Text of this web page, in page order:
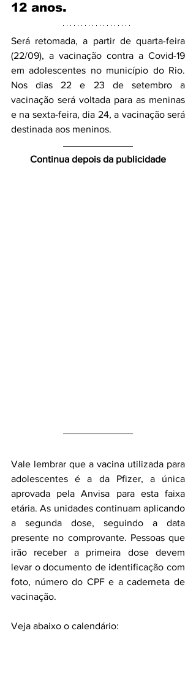
12 anos.
Será retomada, a partir de quarta-feira
(22/09), a vacinação contra a Covid-19
em adolescentes no município do Rio.
Nos dias 22 e 23 de setembro a
vacinação será voltada para as meninas
e na sexta-feira, dia 24, a vacinação será
destinada aos meninos.
Continua depois da publicidade
Vale lembrar que a vacina utilizada para
adolescentes é a da Pfizer, a única
aprovada pela Anvisa para esta faixa
etária. As unidades continuam aplicando
a segunda dose, seguindo a data
presente no comprovante. Pessoas que
irão receber a primeira dose devem
levar o documento de identificação com
foto, número do CPF e a caderneta de
vacinação.
Veja abaixo o calendário: